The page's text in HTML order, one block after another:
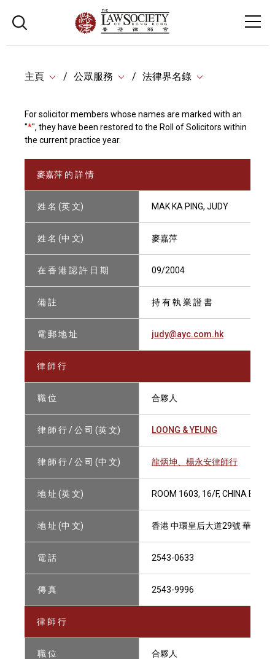
主頁 公眾服務 法律界名錄
For solicitor members whose names are marked with an
"*", they have been restored to the Roll of Solicitors within
the current practice year.
麥嘉萍 的 詳 情
姓 名 (英 文) MAK KA PING, JUDY
姓 名 (中 文) 麥嘉萍
在 香 港 認 許 日 期 09/2004
備 註 持 有 執 業 證 書
電 郵 地 址 judy@ayc.com.hk
律 師 行
職 位 合夥人
律 師 行 / 公 司 (英 文) LOONG & YEUNG
律 師 行 / 公 司 (中 文) 龍炳坤、楊永安律師行
地 址 (英 文) ROOM 1603, 16/F, CHINA
地 址 (中 文) 香港 中環皇后大道29號 華人行
電 話 2543-0633
傳 真 2543-9996
律 師 行
職 位 合夥人